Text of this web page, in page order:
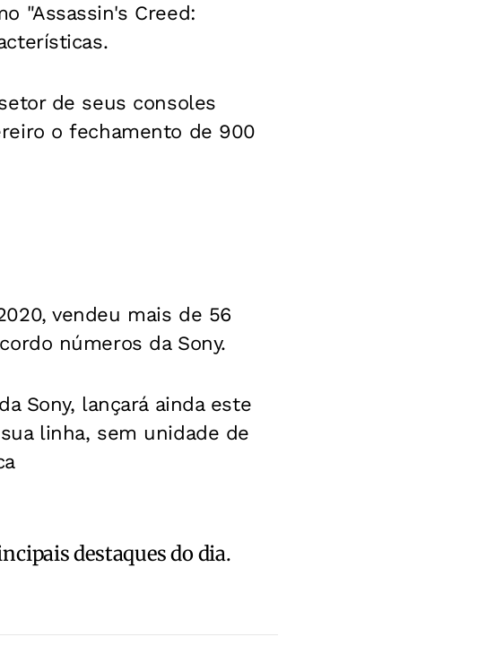
"Assassin's Creed:
de seus consoles
o fechamento de 900
vendeu mais de 56
números da Sony.
Sony, lançará ainda este
linha, sem unidade de
destaques do dia.